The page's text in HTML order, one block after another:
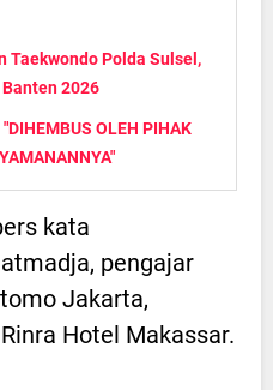
Taekwondo Polda Sulsel,
2026
OLEH PIHAK
kata
pengajar
Jakarta,
Hotel Makassar.